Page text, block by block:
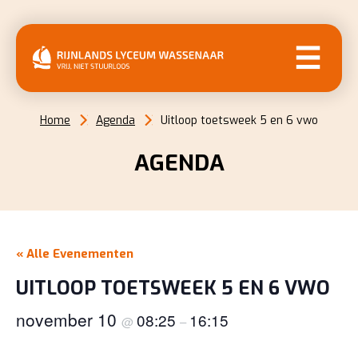
Home Agenda Uitloop toetsweek 5 en 6 vwo
AGENDA
« Alle Evenementen
UITLOOP TOETSWEEK 5 EN 6 VWO
november 10 @ 08:25 – 16:15